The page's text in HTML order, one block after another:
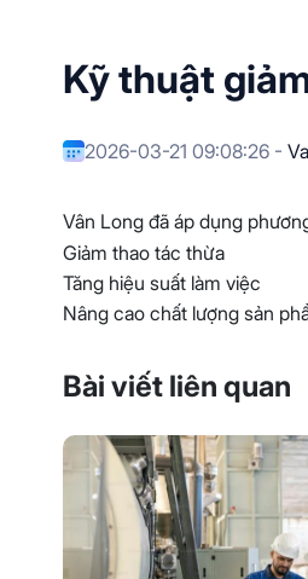
Kỹ thuật
2026-03-21 09:08:26 -
Vân Long đã áp dụng
Giảm thao tác thừa
Tăng hiệu suất làm việc
Nâng cao chất lượng sản
Bài viết liên quan